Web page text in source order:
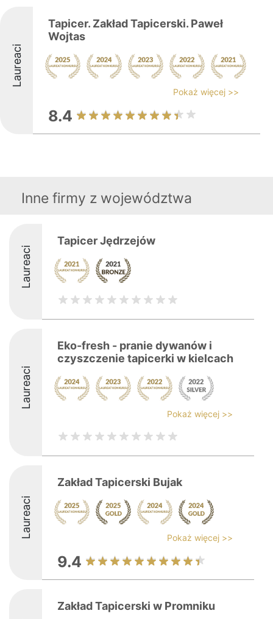
Laureaci
Tapicer. Zakład Tapicerski. Paweł
Wojtas
Pokaż więcej >>
8.4
Inne firmy z województwa
Laureaci
Tapicer Jędrzejów
Laureaci
Eko-fresh - pranie dywanów i
czyszczenie tapicerki w kielcach
Pokaż więcej >>
Laureaci
Zakład Tapicerski Bujak
Pokaż więcej >>
9.4
Zakład Tapicerski w Promniku